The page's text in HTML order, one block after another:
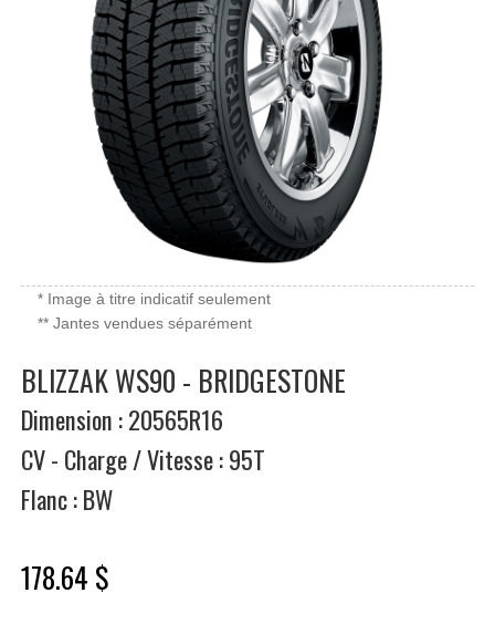
* Image à titre indicatif seulement
** Jantes vendues séparément
BLIZZAK WS90 - BRIDGESTONE
Dimension : 20565R16
CV - Charge / Vitesse : 95T
Flanc : BW
178.64 $